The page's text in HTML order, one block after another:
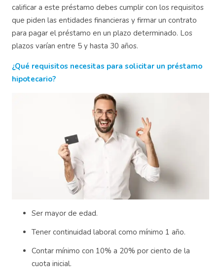
calificar a este préstamo debes cumplir con los requisitos
que piden las entidades financieras y firmar un contrato
para pagar el préstamo en un plazo determinado. Los
plazos varían entre 5 y hasta 30 años.
¿Qué requisitos necesitas para solicitar un préstamo
hipotecario?
Ser mayor de edad.
Tener continuidad laboral como mínimo 1 año.
Contar mínimo con 10% a 20% por ciento de la
cuota inicial.